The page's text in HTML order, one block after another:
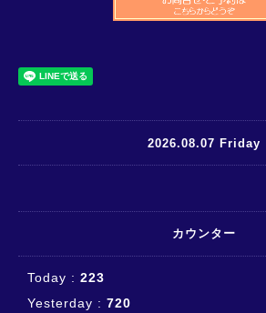
2026.08.07 Friday
カウンター
Today : 223
Yesterday : 720